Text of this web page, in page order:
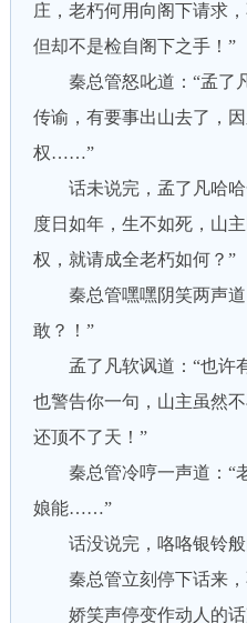
庄，老朽何用向阁下请求
但却不是检自阁下之手！”
秦总管怒叱道：“孟了
传谕，有要事出山去了，
权……”
话未说完，孟了凡哈哈
度日如年，生不如死，山
权，就请成全老朽如何？”
秦总管嘿嘿阴笑两声道
敢？！”
孟了凡软讽道：“也许
也警告你一句，山主虽然
还顶不了天！”
秦总管冷哼一声道：“
娘能……”
话没说完，咯咯银铃般
秦总管立刻停下话来，
娇笑声停变作动人的话